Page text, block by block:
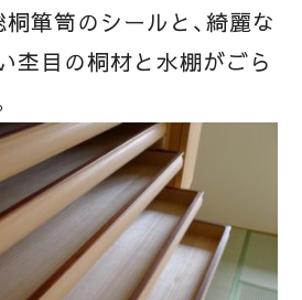
桐箪笥のシールと、綺麗な
杢目の桐材と水棚がごら